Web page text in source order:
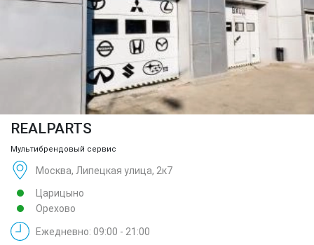
REALPARTS
Мультибрендовый сервис
Москва, Липецкая улица, 2к7
Царицыно
Орехово
Ежедневно: 09:00 - 21:00